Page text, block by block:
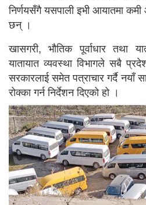
निर्णयसँगै यसपाली इभी आयातमा
छन् ।
खासगरी, भौतिक पूर्वाधार तथा
यातायात व्यवस्था विभागले सबै
सरकारलाई समेत पत्राचार गर्दै नयाँ
रोक्का गर्न निर्देशन दिएको हो ।